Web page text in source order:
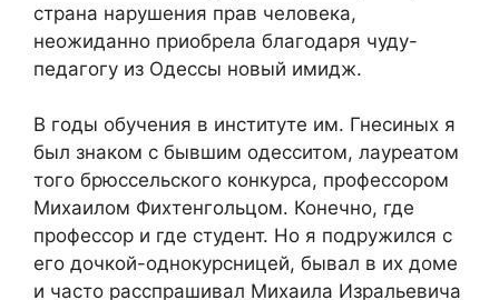
страна нарушения прав человека,
неожиданно приобрела благодаря чуду-
педагогу из Одессы новый имидж.
В годы обучения в институте им. Гнесиных я
был знаком с бывшим одесситом, лауреатом
того брюссельского конкурса, профессором
Михаилом Фихтенгольцом. Конечно, где
профессор и где студент. Но я подружился с
его дочкой-однокурсницей, бывал в их доме
и часто расспрашивал Михаила Изральевича